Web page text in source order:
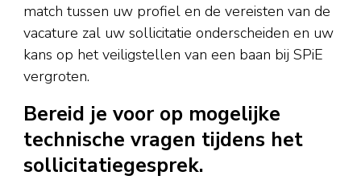
match tussen uw profiel en de vereisten van de
vacature zal uw sollicitatie onderscheiden en uw
kans op het veiligstellen van een baan bij SPiE
vergroten.
Bereid je voor op mogelijke
technische vragen tijdens het
sollicitatiegesprek.